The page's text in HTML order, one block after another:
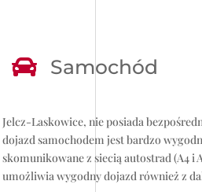
 Samochód
Jelcz-Laskowice, nie posiada
dojazd samochodem jest bardzo
skomunikowane z siecią autostrad (A4 i
umożliwia wygodny dojazd również z